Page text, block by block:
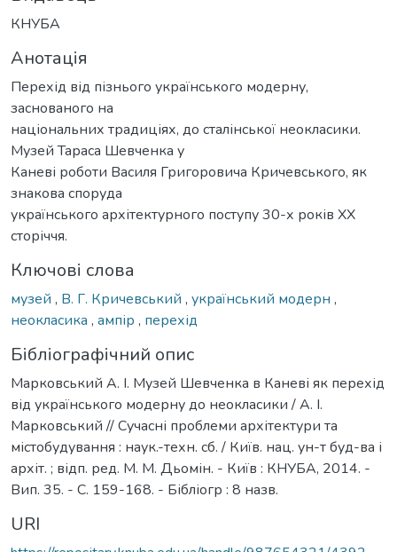
КНУБА
Анотація
Перехід від пізнього українського модерну,
заснованого на
національних традиціях, до сталінської неокласики.
Музей Тараса Шевченка у
Каневі роботи Василя Григоровича Кричевського, як
знакова споруда
українського архітектурного поступу 30-х років ХХ
сторіччя.
Ключові слова
музей , В. Г. Кричевський , український модерн ,
неокласика , ампір , перехід
Бібліографічний опис
Марковський А. І. Музей Шевченка в Каневі як перехід
від українського модерну до неокласики / А. І.
Марковський // Сучасні проблеми архітектури та
містобудування : наук.-техн. сб. / Київ. нац. ун-т буд-ва і
архіт. ; відп. ред. М. М. Дьомін. - Київ : КНУБА, 2014. -
Вип. 35. - С. 159-168. - Бібліогр : 8 назв.
URI